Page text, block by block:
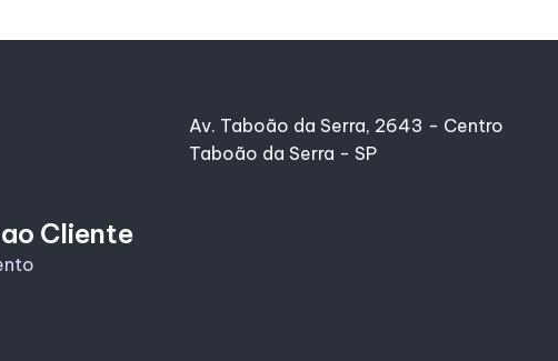
Cliente
Av. Taboão da Serra, 2643 - Centro
Taboão da Serra - SP